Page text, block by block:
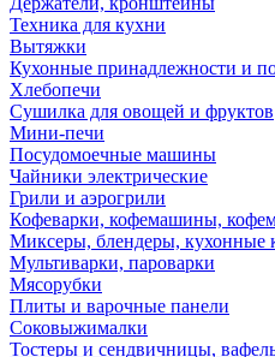
Техника для кухни
Вытяжки
Кухонные принадлежности и
Хлебопечи
Сушилка для овощей и фруктов
Мини-печи
Посудомоечные машины
Чайники электрические
Грили и аэрогрили
Кофеварки, кофемашины,
Миксеры, блендеры, кухонные
Мультиварки, пароварки
Мясорубки
Плиты и варочные панели
Соковыжималки
Тостеры и сендвичницы,